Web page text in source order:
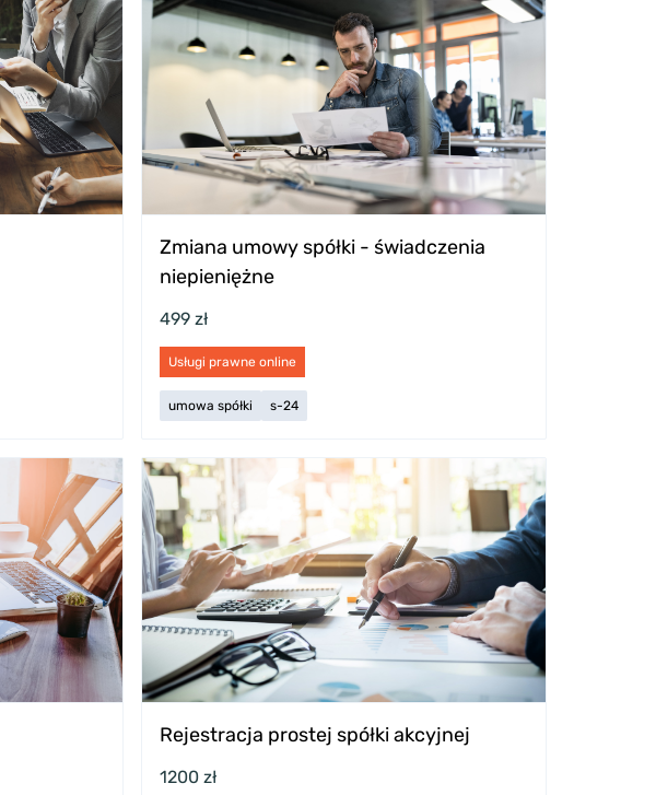
Zmiana umowy spółki - świadczenia
niepieniężne
499 zł
Usługi prawne online
umowa spółki s-24
Rejestracja prostej spółki akcyjnej
1200 zł